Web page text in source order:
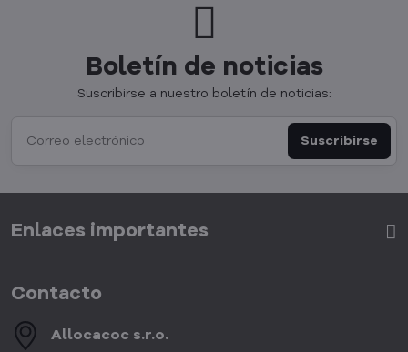
Boletín de noticias
Suscribirse a nuestro boletín de noticias:
Suscribirse
Enlaces importantes
Contacto
Allocacoc s​.r​.o​.